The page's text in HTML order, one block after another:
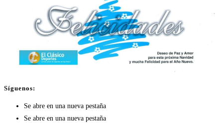
Síguenos:
Se abre en una nueva pestaña
Se abre en una nueva pestaña